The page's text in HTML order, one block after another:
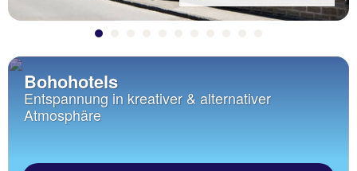
Bohohotels
Entspannung in kreativer & alternativer
Atmosphäre